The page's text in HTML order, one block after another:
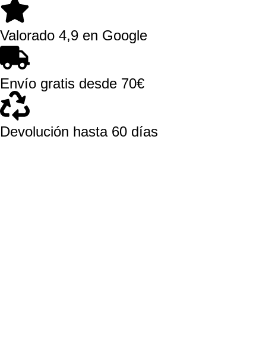
Valorado 4,9 en Google
Envío gratis desde 70€
Devolución hasta 60 días